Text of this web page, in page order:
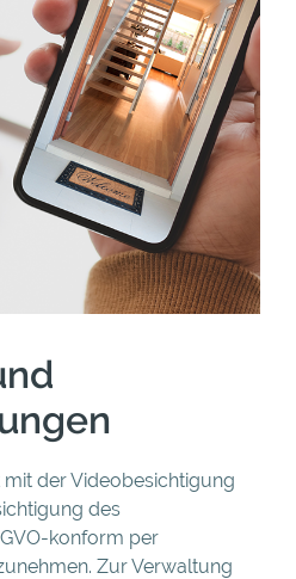
der Videobesichtigung
des
konform per
Zur Verwaltung